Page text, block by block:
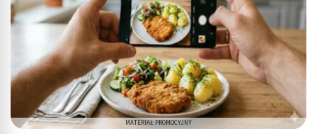
MATERIAŁ PROMOCYJNY